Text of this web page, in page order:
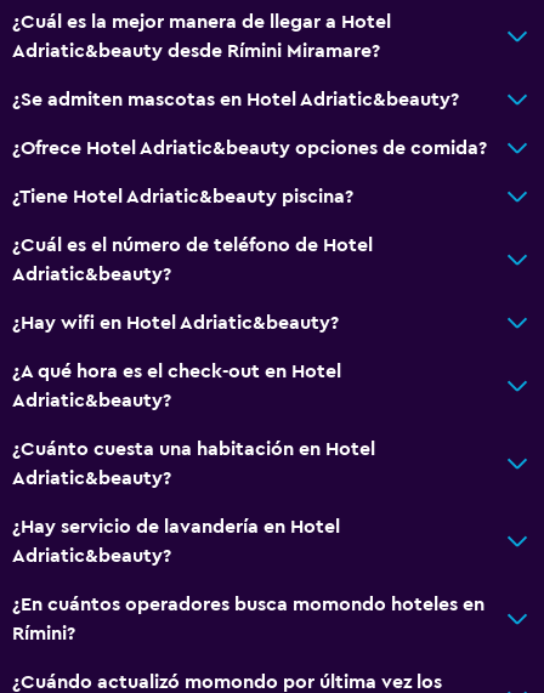
Calefacción
Aire acondicionado
Wifi gratis
Ropa de cama
Toallas/ropa de cama (cargo adicional)
Comedor
Tetera eléctrica
Almuerzos para llevar
Menús para dietas especiales (bajo petición)
Restaurante
Bar/lounge
Minibar
Bar de tapas
Desayuno en la habitación
¿Cuál es la mejor manera de llegar a Hotel
Adriatic&beauty desde Rímini Miramare?
¿Se admiten mascotas en Hotel Adriatic&beauty?
¿Ofrece Hotel Adriatic&beauty opciones de comida?
¿Tiene Hotel Adriatic&beauty piscina?
¿Cuál es el número de teléfono de Hotel
Adriatic&beauty?
¿Hay wifi en Hotel Adriatic&beauty?
¿A qué hora es el check-out en Hotel
Adriatic&beauty?
¿Cuánto cuesta una habitación en Hotel
Adriatic&beauty?
¿Hay servicio de lavandería en Hotel
Adriatic&beauty?
¿En cuántos operadores busca momondo hoteles en
Rímini?
¿Cuándo actualizó momondo por última vez los